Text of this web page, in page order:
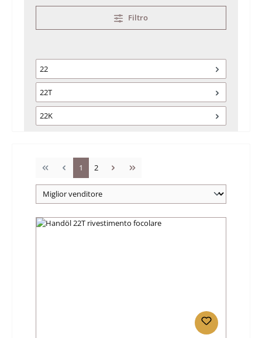
Filtro
22
22T
22K
Pagina
1 Pagina
2